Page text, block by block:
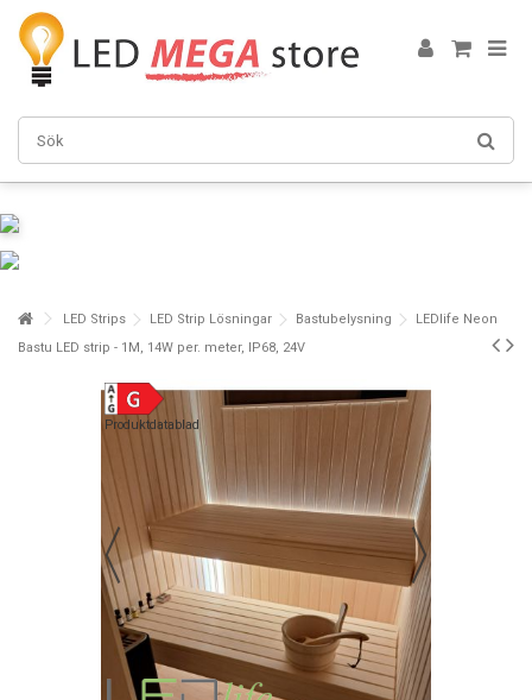
LED Strips LED Strip Lösningar Bastubelysning
LEDlife Neon
Bastu LED strip - 1M, 14W per. meter, IP68, 24V
Produktdatablad